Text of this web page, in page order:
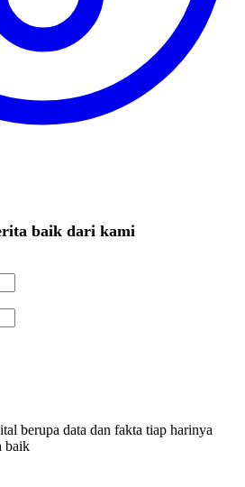
baik dari kami
berupa data dan fakta tiap harinya
baik